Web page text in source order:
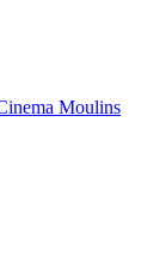
Moulins